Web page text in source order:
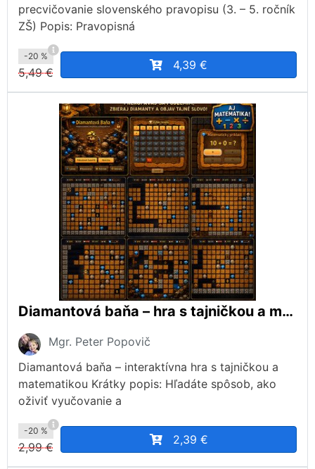
precvičovanie slovenského pravopisu (3. – 5. ročník
ZŠ) Popis: Pravopisná
-20 %
5,49 €
4,39 €
Diamantová baňa – hra s tajničkou a matematickým kvízom.
Mgr. Peter Popovič
Diamantová baňa – interaktívna hra s tajničkou a
matematikou Krátky popis: Hľadáte spôsob, ako
oživiť vyučovanie a
-20 %
2,99 €
2,39 €